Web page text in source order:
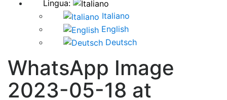
Lingua:
Italiano
English
Deutsch
WhatsApp Image
2023-05-18 at